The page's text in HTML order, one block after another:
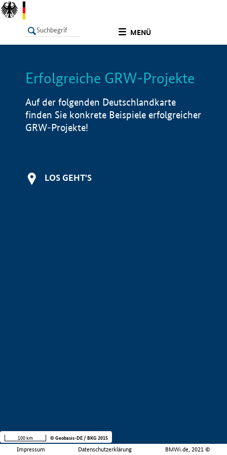
MENÜ
LISTE Info
Erfolgreiche GRW-Projekte
Auf der folgenden Deutschlandkarte
finden Sie konkrete Beispiele erfolgreicher
GRW-Projekte!
LOS GEHT'S
Impressum Datenschutzerklärung BMWi.de, 2021 ©
100 km © Geobasis-DE / BKG 2015